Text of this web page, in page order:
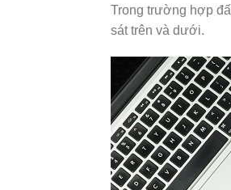
Trong trường hợp
sát trên và dưới.